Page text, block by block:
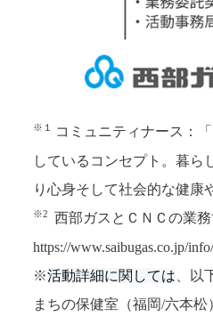
※１
コミュニティナース：
しているコンセプト。暮ら
り心身そして社会的な健康
※2
西部ガスとＣＮＣの業
https://www.saibugas.co.jp/
※活動詳細に関しては 、以
まちの保健室（福岡/六本松